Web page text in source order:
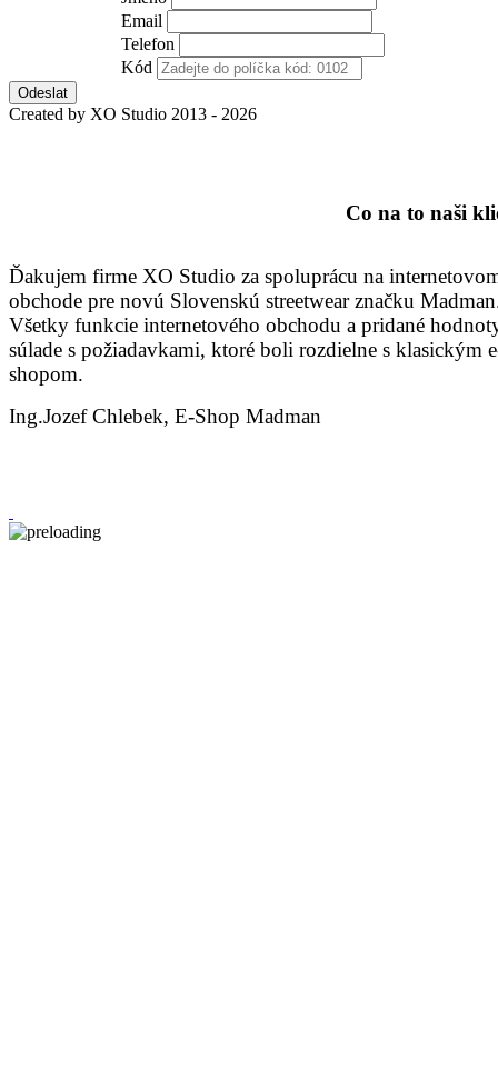
Email
Telefon
Kód
Odeslat
Created by XO Studio 2013 - 2026
Co na to naši
Ďakujem firme XO Studio za spoluprácu na
obchode pre novú Slovenskú streetwear značku
Všetky funkcie internetového obchodu a pridané
súlade s požiadavkami, ktoré boli rozdielne s klasickým
shopom.
Ing.Jozef Chlebek, E-Shop Madman